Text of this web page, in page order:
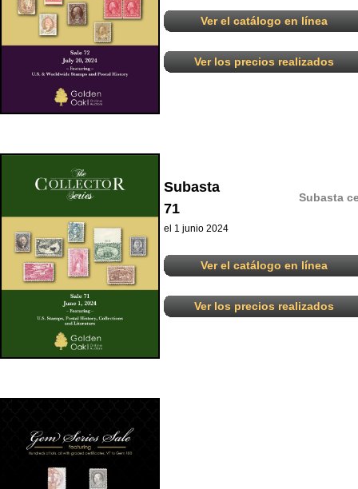
Ver el catálogo en línea
Ver los precios realizados
Subasta
71
Subasta
el 1 junio 2024
Ver el catálogo en línea
Ver los precios realizados